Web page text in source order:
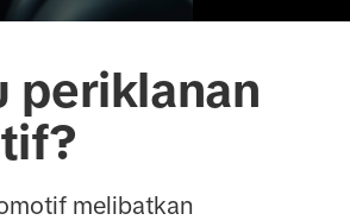
periklanan
melibatkan